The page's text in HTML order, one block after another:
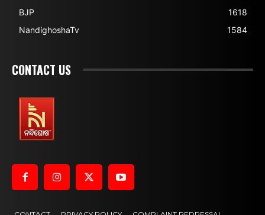
BJP
1618
NandighoshaTv
1584
CONTACT US